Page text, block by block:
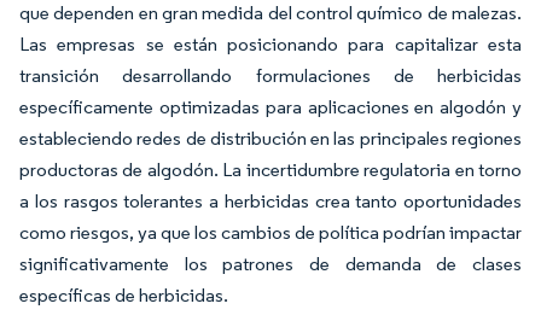
que dependen en gran medida del control químico de malezas.
Las empresas se están posicionando para capitalizar esta
transición desarrollando formulaciones de herbicidas
específicamente optimizadas para aplicaciones en algodón y
estableciendo redes de distribución en las principales regiones
productoras de algodón. La incertidumbre regulatoria en torno
a los rasgos tolerantes a herbicidas crea tanto oportunidades
como riesgos, ya que los cambios de política podrían impactar
significativamente los patrones de demanda de clases
específicas de herbicidas.